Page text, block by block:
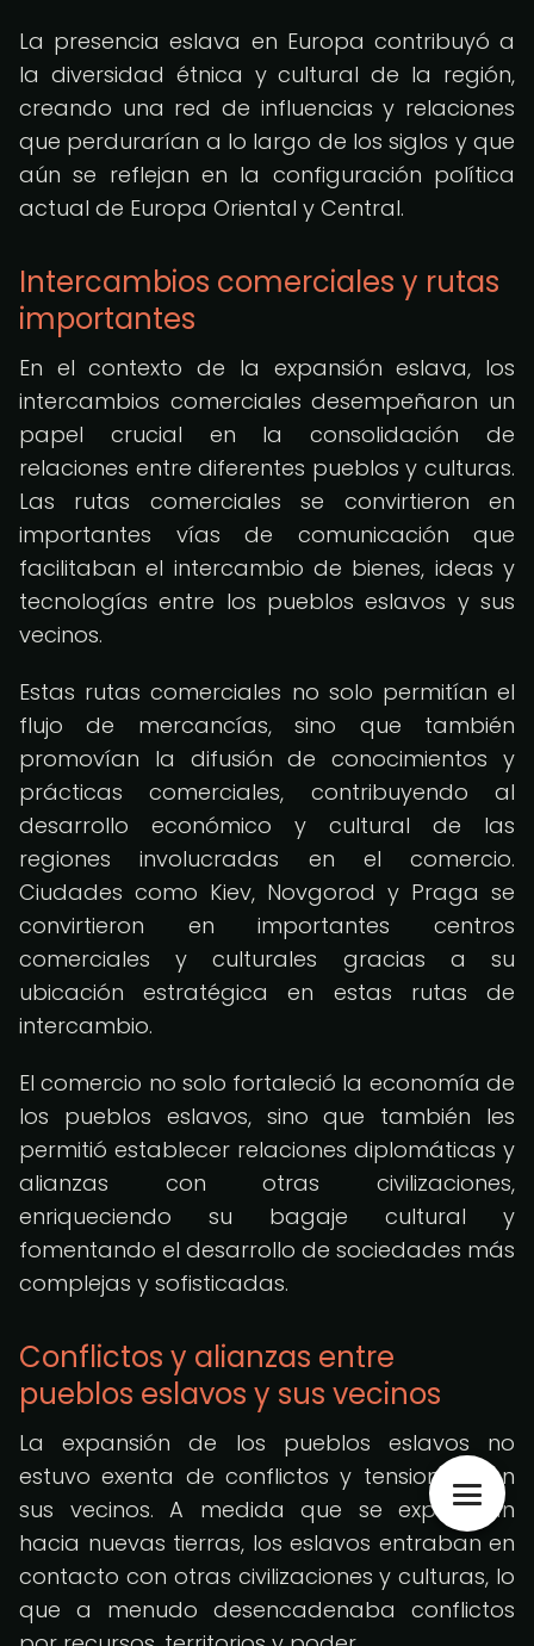
La presencia eslava en Europa contribuyó a
la diversidad étnica y cultural de la región,
creando una red de influencias y relaciones
que perdurarían a lo largo de los siglos y que
aún se reflejan en la configuración política
actual de Europa Oriental y Central.
Intercambios comerciales y rutas
importantes
En el contexto de la expansión eslava, los
intercambios comerciales desempeñaron un
papel crucial en la consolidación de
relaciones entre diferentes pueblos y culturas.
Las rutas comerciales se convirtieron en
importantes vías de comunicación que
facilitaban el intercambio de bienes, ideas y
tecnologías entre los pueblos eslavos y sus
vecinos.
Estas rutas comerciales no solo permitían el
flujo de mercancías, sino que también
promovían la difusión de conocimientos y
prácticas comerciales, contribuyendo al
desarrollo económico y cultural de las
regiones involucradas en el comercio.
Ciudades como Kiev, Novgorod y Praga se
convirtieron en importantes centros
comerciales y culturales gracias a su
ubicación estratégica en estas rutas de
intercambio.
El comercio no solo fortaleció la economía de
los pueblos eslavos, sino que también les
permitió establecer relaciones diplomáticas y
alianzas con otras civilizaciones,
enriqueciendo su bagaje cultural y
fomentando el desarrollo de sociedades más
complejas y sofisticadas.
Conflictos y alianzas entre
pueblos eslavos y sus vecinos
La expansión de los pueblos eslavos no
estuvo exenta de conflictos y tensiones con
sus vecinos. A medida que se expandían
hacia nuevas tierras, los eslavos entraban en
contacto con otras civilizaciones y culturas, lo
que a menudo desencadenaba conflictos